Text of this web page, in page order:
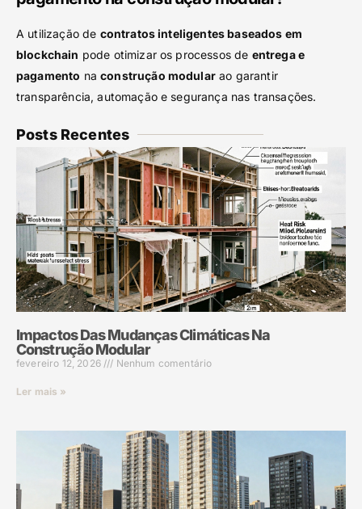
A utilização de contratos inteligentes baseados em
blockchain pode otimizar os processos de entrega e
pagamento naconstrução modularao garantir
transparência, automação e segurança nas transações.
Posts Recentes
Impactos Das Mudanças Climáticas Na
Construção Modular
fevereiro 12, 2026 Nenhum comentário
Ler mais »